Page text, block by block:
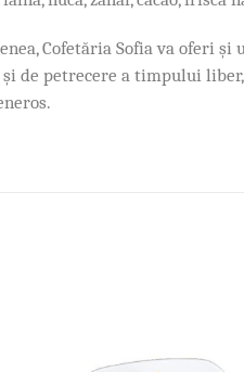
Cofetăria Sofia va oferi și
de petrecere a timpului liber,